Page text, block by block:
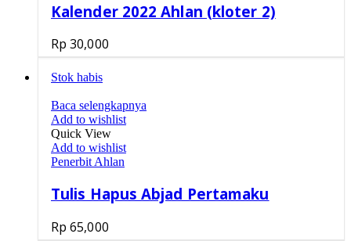
Kalender 2022 Ahlan (kloter 2)
Rp 30,000
Stok habis
Baca selengkapnya
Add to wishlist
Quick View
Add to wishlist
Penerbit Ahlan
Tulis Hapus Abjad Pertamaku
Rp 65,000